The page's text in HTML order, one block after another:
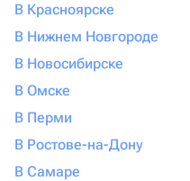
В Красноярске
В Нижнем Новгороде
В Новосибирске
В Омске
В Перми
В Ростове-на-Дону
В Самаре